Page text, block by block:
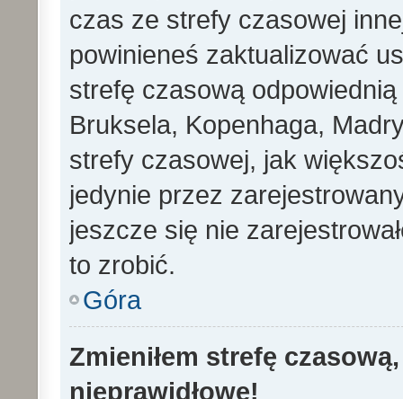
czas ze strefy czasowej
powinieneś zaktualizować
strefę czasową
Bruksela, Kopenhaga,
strefy czasowej, jak
jedynie przez
jeszcze się nie
to zrobić.
Góra
Zmieniłem strefę
nieprawidłowe!